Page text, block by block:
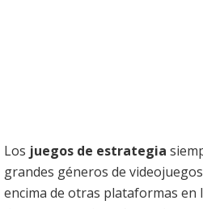
Los juegos de estrategia
grandes géneros de
encima de otras plataformas en